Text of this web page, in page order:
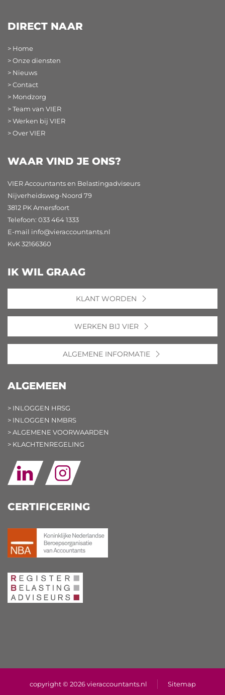
DIRECT NAAR
> Home
> Onze diensten
> Nieuws
> Contact
> Mondzorg
> Team van VIER
> Werken bij VIER
> Over VIER
WAAR VIND JE ONS?
VIER Accountants en Belastingadviseurs
Nijverheidsweg-Noord 79
3812 PK Amersfoort
Telefoon: 033 464 1333
E-mail info@vieraccountants.nl
KvK 32166360
IK WIL GRAAG
KLANT WORDEN
WERKEN BIJ VIER
ALGEMENE INFORMATIE
ALGEMEEN
> INLOGGEN HRSG
> INLOGGEN NMBRS
> ALGEMENE VOORWAARDEN
> KLACHTENREGELING
CERTIFICERING
copyright © 2026 vieraccountants.nl Sitemap